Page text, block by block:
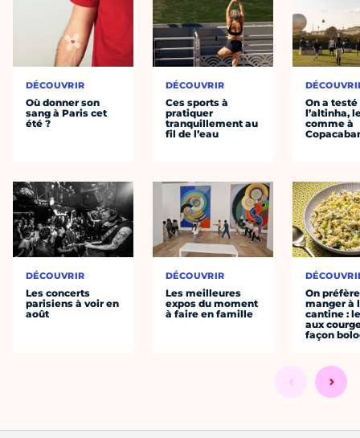
DÉCOUVRIR
Où donner son
sang à Paris cet
été ?
DÉCOUVRIR
Les concerts
parisiens à voir en
août
DÉCOUVRIR
Ces sports à
pratiquer
tranquillement au
fil de l’eau
DÉCOUVRIR
Les meilleures
expos du moment
à faire en famille
On a testé
l’altinha,
comme à
On préfère
manger à
cantine :
aux
façon